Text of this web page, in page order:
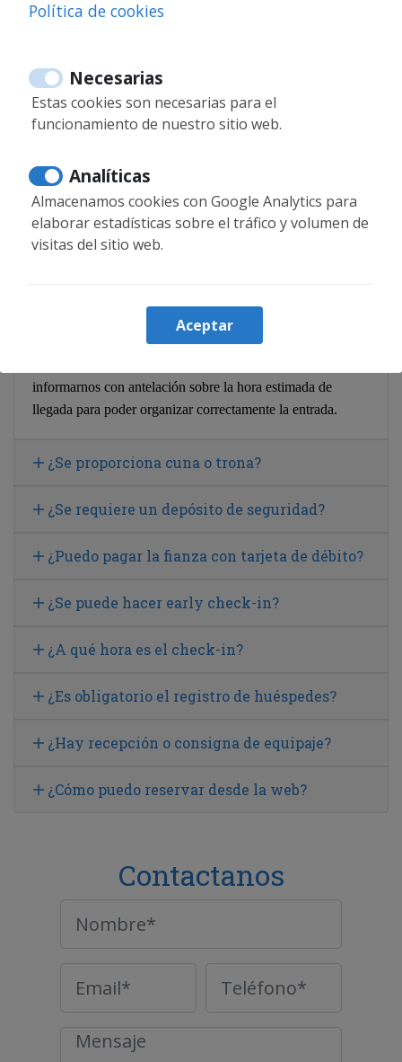
Preguntas frecuentes
El check-in después de las 21:00 debe ser previamente
informarnos con antelación sobre la hora estimada de
llegada para poder organizar correctamente la entrada.
¿Se proporciona cuna o trona?
¿Se requiere un depósito de seguridad?
¿Puedo pagar la fianza con tarjeta de débito?
¿Se puede hacer early check-in?
¿A qué hora es el check-in?
¿Es obligatorio el registro de huéspedes?
¿Hay recepción o consigna de equipaje?
¿Cómo puedo reservar desde la web?
Contactanos
Política de cookies
Necesarias
Estas cookies son necesarias para el
funcionamiento de nuestro sitio web.
Analíticas
Almacenamos cookies con Google Analytics para
elaborar estadísticas sobre el tráfico y volumen de
visitas del sitio web.
Aceptar